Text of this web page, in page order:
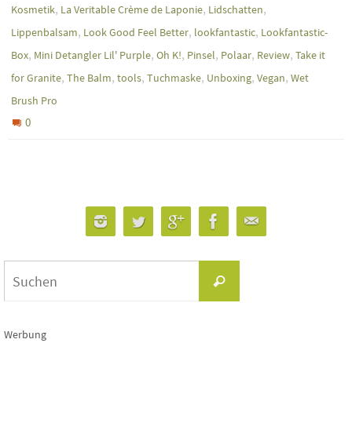
Kosmetik, La Veritable Crème de Laponie, Lidschatten,
Lippenbalsam, Look Good Feel Better, lookfantastic, Lookfantastic-
Box, Mini Detangler Lil' Purple, Oh K!, Pinsel, Polaar, Review, Take it
for Granite, The Balm, tools, Tuchmaske, Unboxing, Vegan, Wet
Brush Pro
0
Suchen
Werbung